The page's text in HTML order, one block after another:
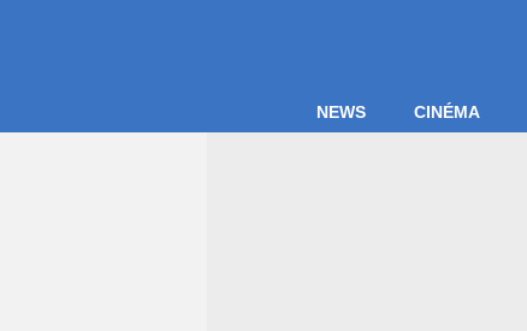
NEWS CINÉMA